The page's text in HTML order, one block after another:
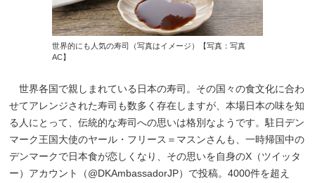
世界的にも人気の寿司（写真はイメージ）【写真：写真
AC】
世界各国で親しまれている日本の寿司。その国々の食文化に合わ
せてアレンジされた寿司も数多く存在しますが、本場日本の味を知
る人にとって、伝統的な寿司への思いは格別なようです。駐日デン
マーク王国大使のヤール・フリース＝マスンさんも、一時帰国中の
デンマークで日本食が恋しくなり、その思いを自身のX（ツイッタ
ー）アカウント（@DKAmbassadorJP）で投稿。4000件を超え